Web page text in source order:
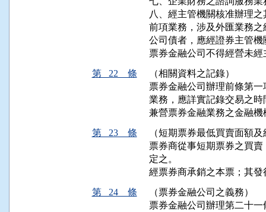
八、經主管機關核准辦理
前項業務，涉及外匯業務
公司債者，應經證券主管機
票券金融公司不得經營未
第 22 條
（相關資料之記錄）
票券金融公司辦理前條第
業務，應詳實記錄交易之
兼營票券金融業務之金融
第 23 條
（短期票券最低買賣面額
票券商從事短期票券之買
定之。
經票券商承銷之本票；其
第 24 條
（票券金融公司之義務）
票券金融公司辦理第二十